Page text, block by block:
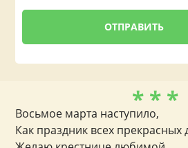
* * *
Восьмое марта наступило,
Как праздник всех прекрасных